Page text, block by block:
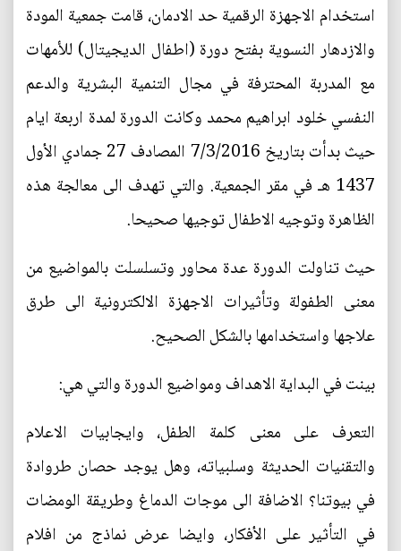
استخدام الاجهزة الرقمية حد الادمان، قامت جمعية المودة
والازدهار النسوية بفتح دورة (اطفال الديجيتال) للأمهات
مع المدربة المحترفة في مجال التنمية البشرية والدعم
النفسي خلود ابراهيم محمد وكانت الدورة لمدة اربعة ايام
حيث بدأت بتاريخ 7/3/2016 المصادف 27 جمادي اﻷول
1437 هـ في مقر الجمعية. والتي تهدف الى معالجة هذه
الظاهرة وتوجيه الاطفال توجيها صحيحا.
حيث تناولت الدورة عدة محاور وتسلسلت بالمواضيع من
معنى الطفولة وتأثيرات الاجهزة الالكترونية الى طرق
علاجها واستخدامها بالشكل الصحيح.
بينت في البداية الاهداف ومواضيع الدورة والتي هي:
التعرف على معنى كلمة الطفل، وايجابيات الاعلام
والتقنيات الحديثة وسلبياته، وهل يوجد حصان طروادة
في بيوتنا؟ الاضافة الى موجات الدماغ وطريقة الومضات
في التأثير على اﻷفكار، وايضا عرض نماذج من افلام